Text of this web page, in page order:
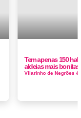
Tem apenas 150
aldeias mais